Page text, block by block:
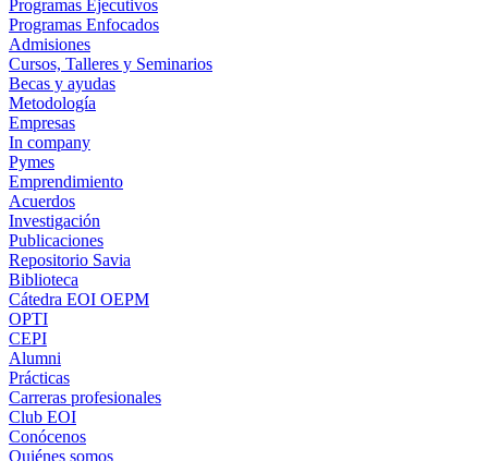
Programas Ejecutivos
Programas Enfocados
Admisiones
Cursos, Talleres y Seminarios
Becas y ayudas
Metodología
Empresas
In company
Pymes
Emprendimiento
Acuerdos
Investigación
Publicaciones
Repositorio Savia
Biblioteca
Cátedra EOI OEPM
OPTI
CEPI
Alumni
Prácticas
Carreras profesionales
Club EOI
Conócenos
Quiénes somos